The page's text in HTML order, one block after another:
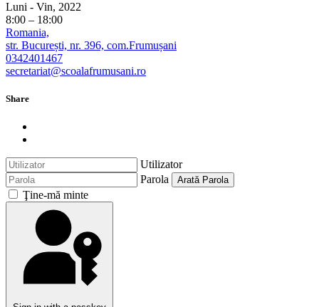
Luni - Vin, 2022
8:00 – 18:00
Romania,
str. București, nr. 396, com.Frumușani
0342401467
secretariat@scoalafrumusani.ro
Share
Utilizator
Parola
Arată Parola
Ţine-mă minte